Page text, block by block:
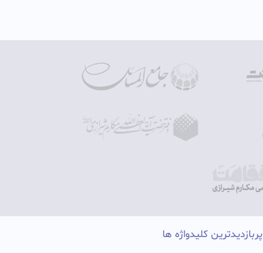
پربازدیدترین کلیدواژه ها